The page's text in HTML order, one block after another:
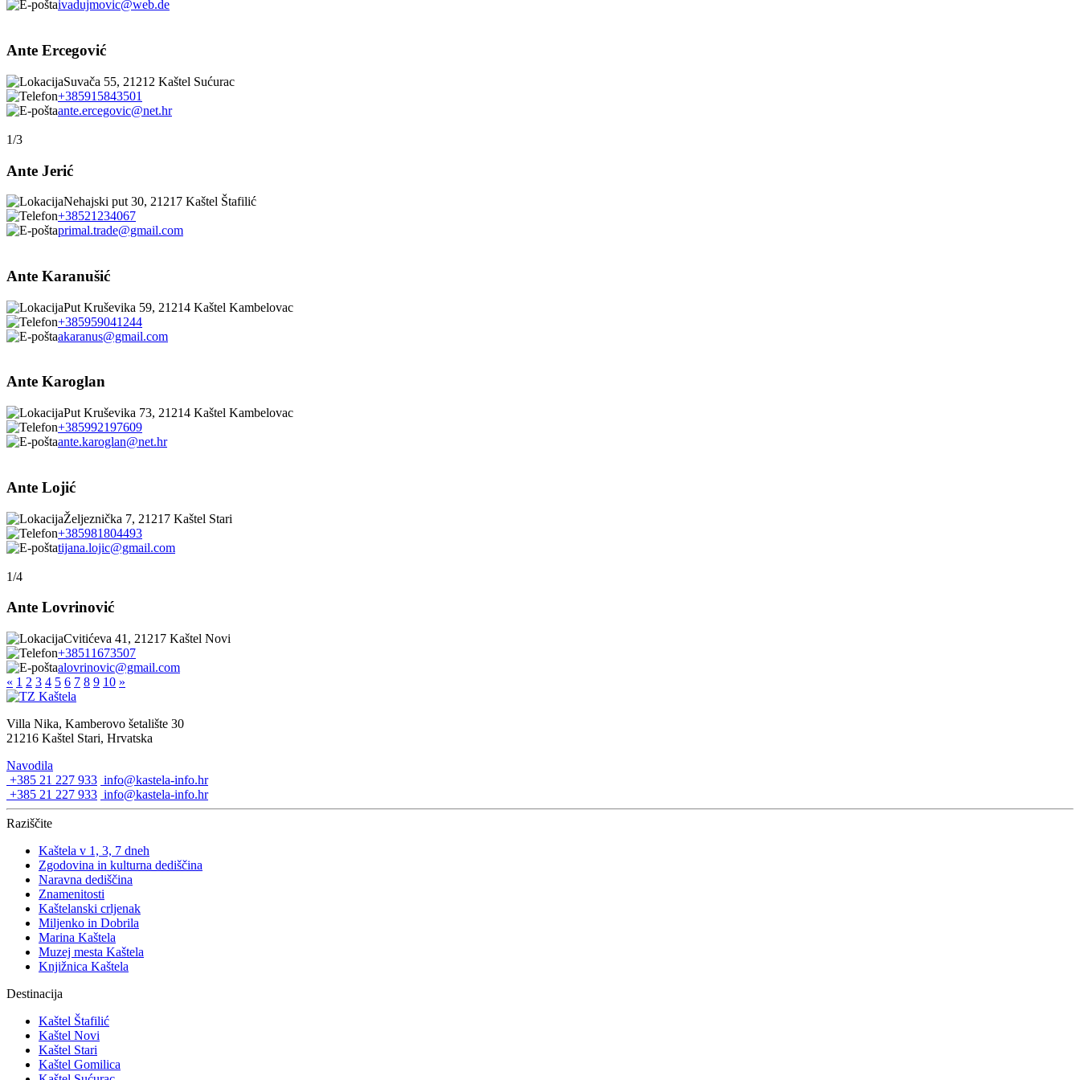
ivadujmovic@web.de
Ante Ercegović
Suvača 55, 21212 Kaštel Sućurac
+385915843501
ante.ercegovic@net.hr
1/3
Ante Jerić
Nehajski put 30, 21217 Kaštel Štafilić
+38521234067
primal.trade@gmail.com
Ante Karanušić
Put Kruševika 59, 21214 Kaštel Kambelovac
+385959041244
akaranus@gmail.com
Ante Karoglan
Put Kruševika 73, 21214 Kaštel Kambelovac
+385992197609
ante.karoglan@net.hr
Ante Lojić
Željeznička 7, 21217 Kaštel Stari
+385981804493
tijana.lojic@gmail.com
1/4
Ante Lovrinović
Cvitićeva 41, 21217 Kaštel Novi
+38511673507
alovrinovic@gmail.com
« 1 2 3 4 5 6 7 8 9 10 »
Villa Nika, Kamberovo šetalište 30
21216 Kaštel Stari, Hrvatska
Navodila
+385 21 227 933 info@kastela-info.hr
+385 21 227 933 info@kastela-info.hr
Raziščite
Kaštela v 1, 3, 7 dneh
Zgodovina in kulturna dediščina
Naravna dediščina
Znamenitosti
Kaštelanski crljenak
Miljenko in Dobrila
Marina Kaštela
Muzej mesta Kaštela
Knjižnica Kaštela
Destinacija
Kaštel Štafilić
Kaštel Novi
Kaštel Stari
Kaštel Gomilica